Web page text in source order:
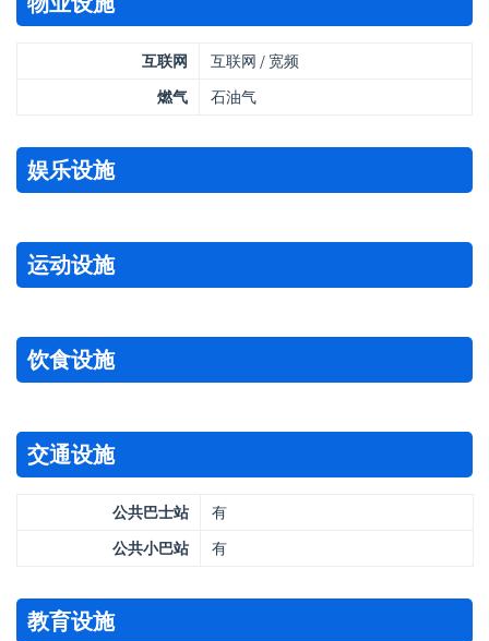
互联网
互联网 / 宽频
燃气
石油气
娱乐设施
运动设施
饮食设施
交通设施
公共巴士站
有
公共小巴站
有
教育设施